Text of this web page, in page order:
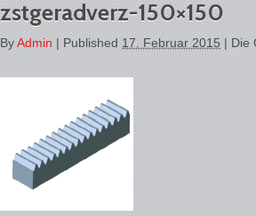
zstgeradverz-150×150
ByAdmin | Published 17. Februar 2015 | Die